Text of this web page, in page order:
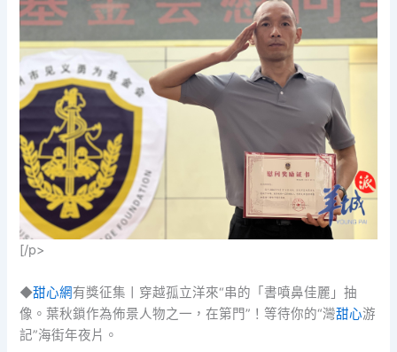
[/p>
◆甜心網有獎征集丨穿越孤立洋來“串的「書噴鼻佳麗」抽
像。葉秋鎖作為佈景人物之一，在第門”！等待你的“灣甜心游
記”海街年夜片。